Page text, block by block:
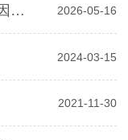
FAG进口轴承的日常使用失效的原因分析 2026-05-16
2024-03-15
2021-11-30